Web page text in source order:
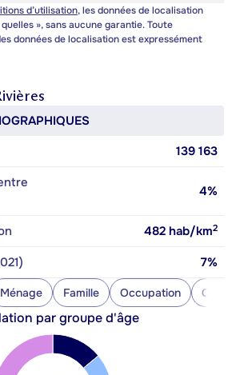
d’utilisation, les données de localisation
», sans aucune garantie. Toute
données de localisation est expressément
139 163
4%
482 hab/km2
7%
Ménage Famille Occupation
par groupe d'âge